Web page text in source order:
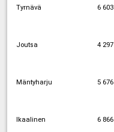
Tyrnävä 6 603
Joutsa 4 297
Mäntyharju 5 676
Ikaalinen 6 866